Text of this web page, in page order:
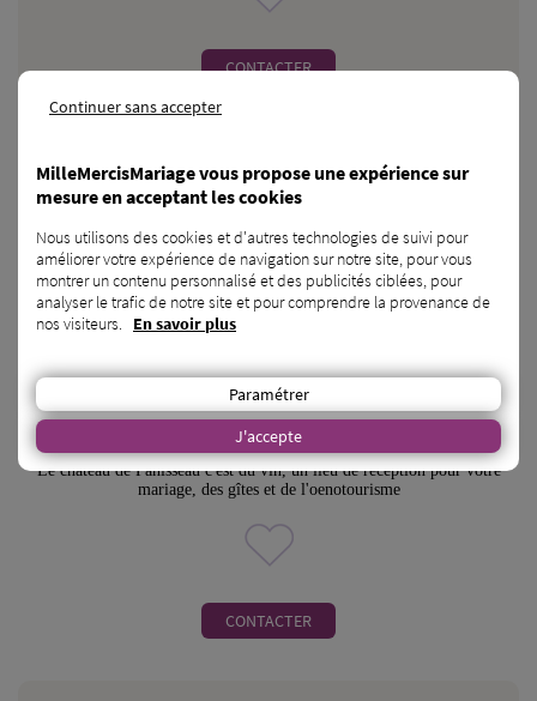
CONTACTER
Château de Panisseau - Hébergements
Thénac - 24
Le château de Panisseau c'est du vin, un lieu de réception pour votre
mariage, des gîtes et de l'oenotourisme
CONTACTER
Continuer sans accepter
MilleMercisMariage vous propose une expérience sur
mesure en acceptant les cookies
Nous utilisons des cookies et d'autres technologies de suivi pour
améliorer votre expérience de navigation sur notre site, pour vous
montrer un contenu personnalisé et des publicités ciblées, pour
analyser le trafic de notre site et pour comprendre la provenance de
nos visiteurs. En savoir plus
Paramétrer
J'accepte